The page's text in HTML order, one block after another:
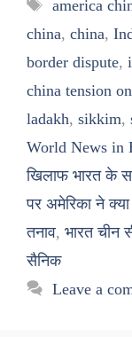
america
china, china,
border dispute,
china tension
ladakh, sikkim,
World News in
खिलाफ भारत के
पर अमेरिका ने
तनाव, भारत चीन
सैनिक
Leave a